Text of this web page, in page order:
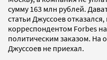
сумму 163 млн рублей.
статьи Джуссоев
корреспондентом Forbes
политическим заказом. На
Джуссоев не приехал.